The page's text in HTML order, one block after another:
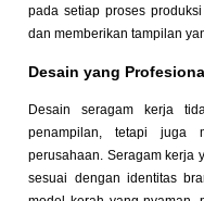
pada setiap proses
dan memberikan tampilan
Desain yang
Desain seragam kerja
penampilan, tetapi juga
perusahaan. Seragam kerja
sesuai dengan identitas